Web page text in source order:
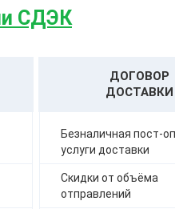
СДЭК
ДОГОВОР
ДОСТАВКИ
Безналичная пост-
услуги доставки
Скидки от объёма
отправлений